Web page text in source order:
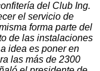
del Club Ing.
el servicio de
forma parte del
de las instalaciones
idea es poner en
las más de 2300